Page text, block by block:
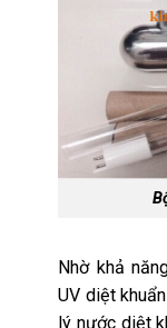
Nhờ khả
UV diệt
lý nước diệt